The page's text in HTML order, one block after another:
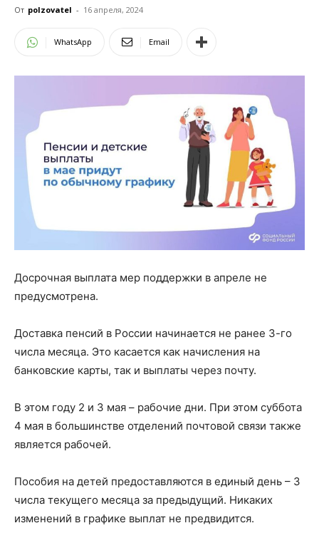
От polzovatel - 16 апреля, 2024
WhatsApp Email
Досрочная выплата мер поддержки в апреле не
предусмотрена.
Доставка пенсий в России начинается не ранее 3-го
числа месяца. Это касается как начисления на
банковские карты, так и выплаты через почту.
В этом году 2 и 3 мая – рабочие дни. При этом суббота
4 мая в большинстве отделений почтовой связи также
является рабочей.
Пособия на детей предоставляются в единый день – 3
числа текущего месяца за предыдущий. Никаких
изменений в графике выплат не предвидится.